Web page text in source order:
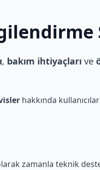
, bakım ihtiyaçları ve
hakkında
zamanla teknik